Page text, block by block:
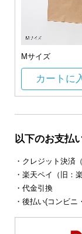
Mサイズ
カートに
以下のお支払
・クレジット決済
・楽天ペイ（旧：
・代金引換
・後払い(コンビ